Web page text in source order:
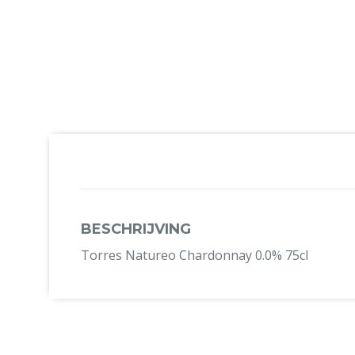
BESCHRIJVING
Torres Natureo Chardonnay 0.0% 75cl